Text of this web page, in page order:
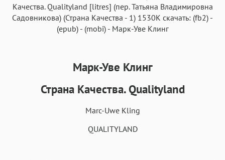
Аа
Garamond
Аа
Fira Sans
Аа Аа Аа Аа
Аа Аа
Качества. Qualityland [litres] (пер.Татьяна Владимировна
Садовникова) (Страна Качества - 1) 1530K скачать: (fb2) -
(epub)- (mobi)- Марк-Уве Клинг
Марк-Уве Клинг
Страна Качества. Qualityland
Marc-Uwe Kling
QUALITYLAND